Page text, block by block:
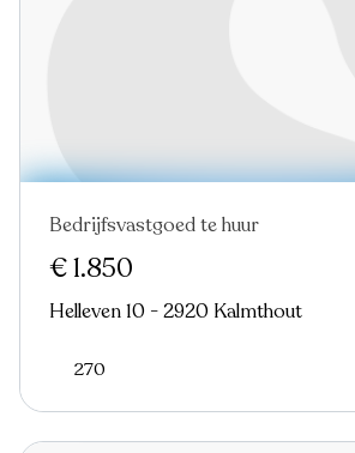
Bedrijfsvastgoed te huur
€ 1.850
Helleven 10 - 2920 Kalmthout
270